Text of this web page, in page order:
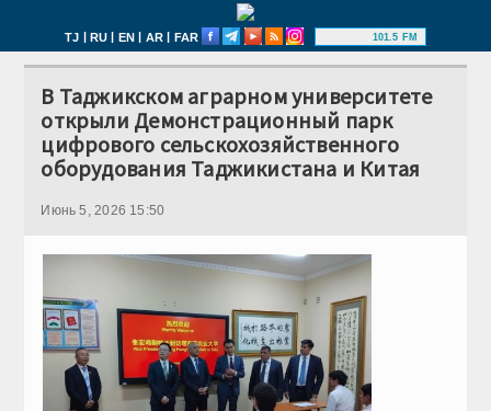
TJ | RU | EN | AR | FAR 101.5 FM
В Таджикском аграрном университете
открыли Демонстрационный парк
цифрового сельскохозяйственного
оборудования Таджикистана и Китая
Июнь 5, 2026 15:50